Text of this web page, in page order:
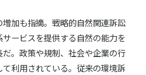
加も指摘。戦略的自然関連訴訟
ービスを提供する自然の能力を
。政策や規制、社会や企業の行
利用されている。従来の環境訴